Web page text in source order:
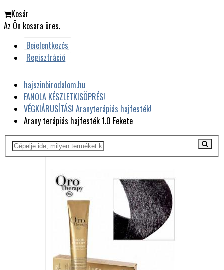
Kosár
Az Ön kosara üres.
Bejelentkezés
Regisztráció
hajszinbirodalom.hu
FANOLA KÉSZLETKISÖPRÉS!
VÉGKIÁRUSÍTÁS! Aranyterápiás hajfesték!
Arany terápiás hajfesték 1.0 Fekete